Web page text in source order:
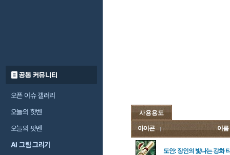
공통 커뮤니티
오픈 이슈 갤러리
오늘의 핫벤
오늘의 팟벤
AI 그림 그리기
사용용도
아이콘 이름
도안: 장인의 빛나는 강화